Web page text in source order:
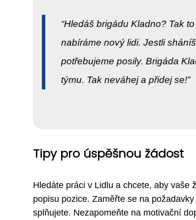
Hledáš brigádu Kladno? Tak
nabíráme nový lidi. Jestli sháníš
potřebujeme posily. Brigáda
týmu. Tak neváhej a přidej se!
Tipy pro úspěšnou žádost
Hledáte práci v Lidlu a chcete, aby vaše
popisu pozice. Zaměřte se na
splňujete. Nezapomeňte na motivační